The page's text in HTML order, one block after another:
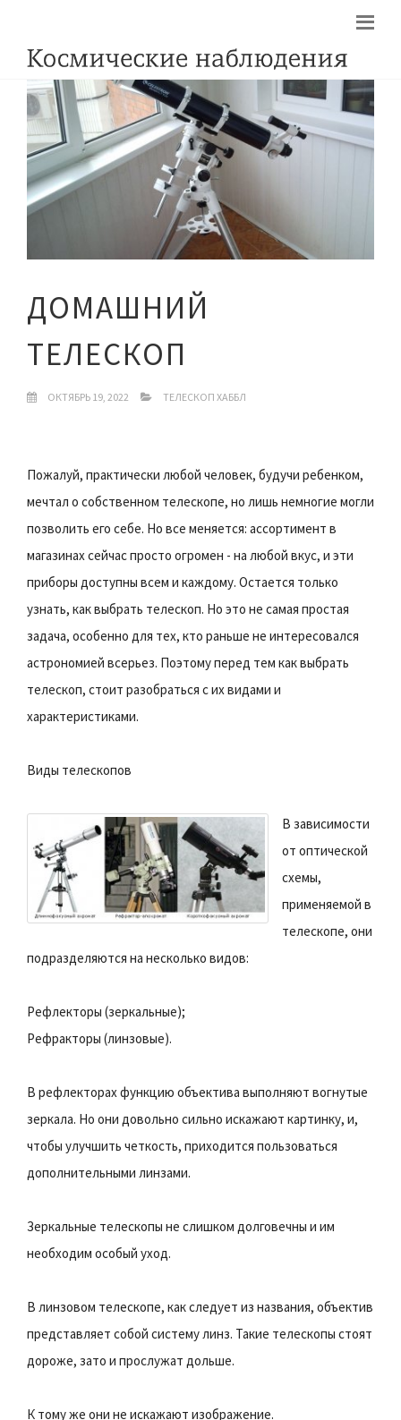
ДОМАШНИЙ
ТЕЛЕСКОП
ОКТЯБРЬ 19, 2022 ТЕЛЕСКОП ХАББЛ
Пожалуй, практически любой человек, будучи ребенком,
мечтал о собственном телескопе, но лишь немногие могли
позволить его себе. Но все меняется: ассортимент в
магазинах сейчас просто огромен - на любой вкус, и эти
приборы доступны всем и каждому. Остается только
узнать, как выбрать телескоп. Но это не самая простая
задача, особенно для тех, кто раньше не интересовался
астрономией всерьез. Поэтому перед тем как выбрать
телескоп, стоит разобраться с их видами и
характеристиками.
Виды телескопов
В зависимости
от оптической
схемы,
применяемой в
телескопе, они
подразделяются на несколько видов:
Рефлекторы (зеркальные);
Рефракторы (линзовые).
В рефлекторах функцию объектива выполняют вогнутые
зеркала. Но они довольно сильно искажают картинку, и,
чтобы улучшить четкость, приходится пользоваться
дополнительными линзами.
Зеркальные телескопы не слишком долговечны и им
необходим особый уход.
В линзовом телескопе, как следует из названия, объектив
представляет собой систему линз. Такие телескопы стоят
дороже, зато и прослужат дольше.
К тому же они не искажают изображение.